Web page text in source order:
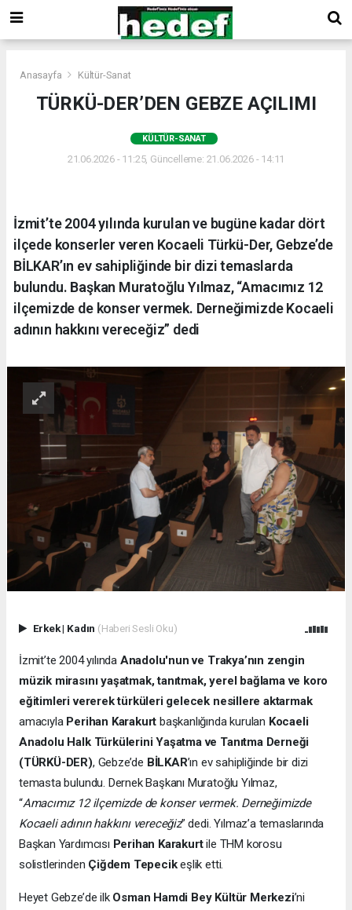
Anasayfa Kültür-Sanat
TÜRKÜ-DER’DEN GEBZE AÇILIMI
KÜLTÜR-SANAT
21.06.2026 - 11:25, Güncelleme: 21.06.2026 - 14:11
İzmit’te 2004 yılında kurulan ve bugüne kadar dört
ilçede konserler veren Kocaeli Türkü-Der, Gebze’de
BİLKAR’ın ev sahipliğinde bir dizi temaslarda
bulundu. Başkan Muratoğlu Yılmaz, “Amacımız 12
ilçemizde de konser vermek. Derneğimizde Kocaeli
adının hakkını vereceğiz” dedi
Erkek| Kadın (Haberi Sesli Oku)
İzmit’te 2004 yılında Anadolu'nun ve Trakya’nın zengin
müzik mirasını yaşatmak, tanıtmak, yerel bağlama ve koro
eğitimleri vererek türküleri gelecek nesillere aktarmak
amacıyla Perihan Karakurt başkanlığında kurulan Kocaeli
Anadolu Halk Türkülerini Yaşatma ve Tanıtma Derneği
(TÜRKÜ-DER), Gebze’de BİLKAR’ın ev sahipliğinde bir dizi
temasta bulundu. Dernek Başkanı Muratoğlu Yılmaz,
“Amacımız 12 ilçemizde de konser vermek. Derneğimizde
Kocaeli adının hakkını vereceğiz” dedi. Yılmaz’a temaslarında
Başkan Yardımcısı Perihan Karakurtile THM korosu
solistlerinden Çiğdem Tepecikeşlik etti.
Heyet Gebze’de ilk Osman Hamdi Bey Kültür Merkezi’ni